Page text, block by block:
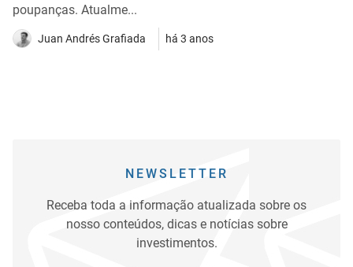
poupanças. Atualme...
Juan Andrés Grafiada há 3 anos
NEWSLETTER
Receba toda a informação atualizada sobre os
nosso conteúdos, dicas e notícias sobre
investimentos.